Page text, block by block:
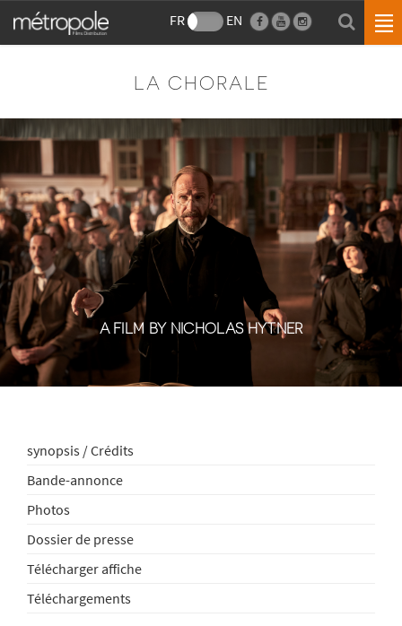
FR EN
LA CHORALE
A FILM BY NICHOLAS HYTNER
synopsis / Crédits
Bande-annonce
Photos
Dossier de presse
Télécharger affiche
Téléchargements